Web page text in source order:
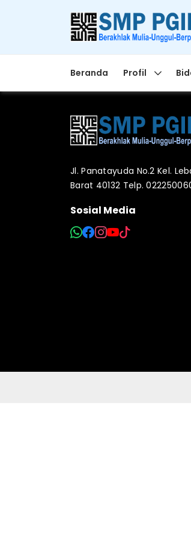
Beranda Profil
Jl. Panatayuda No.2 Kel.
Barat 40132 Telp.
Sosial Media